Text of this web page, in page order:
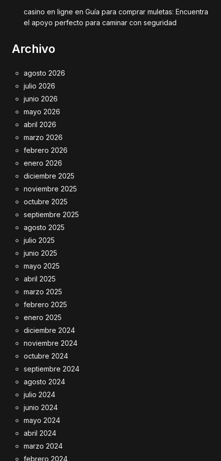
casino en ligne en Guía para comprar muletas: Encuentra
el apoyo perfecto para caminar con seguridad
Archivo
agosto 2026
julio 2026
junio 2026
mayo 2026
abril 2026
marzo 2026
febrero 2026
enero 2026
diciembre 2025
noviembre 2025
octubre 2025
septiembre 2025
agosto 2025
julio 2025
junio 2025
mayo 2025
abril 2025
marzo 2025
febrero 2025
enero 2025
diciembre 2024
noviembre 2024
octubre 2024
septiembre 2024
agosto 2024
julio 2024
junio 2024
mayo 2024
abril 2024
marzo 2024
febrero 2024